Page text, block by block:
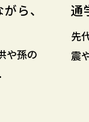
ら、
や孫の
通
先
震